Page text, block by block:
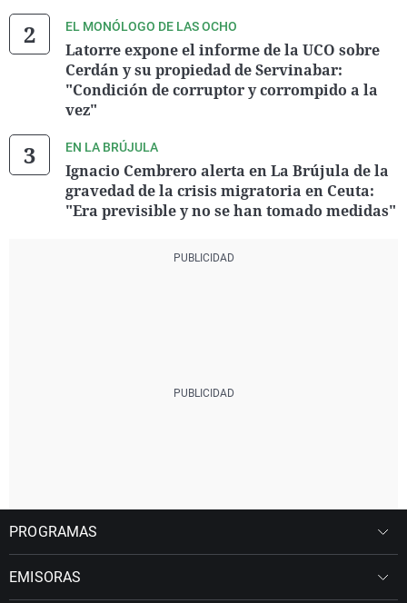
EL MONÓLOGO DE LAS OCHO
Latorre expone el informe de la UCO sobre
Cerdán y su propiedad de Servinabar:
"Condición de corruptor y corrompido a la
vez"
EN LA BRÚJULA
Ignacio Cembrero alerta en La Brújula de la
gravedad de la crisis migratoria en Ceuta:
"Era previsible y no se han tomado medidas"
PROGRAMAS
EMISORAS